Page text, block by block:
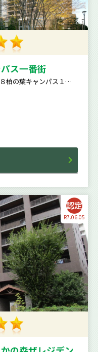
ス一番街
柏の葉キャンパス１５
R7.06.05